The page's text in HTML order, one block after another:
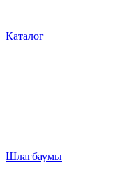
Каталог
Шлагбаумы